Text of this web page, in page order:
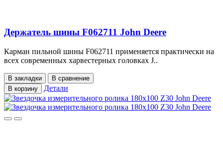
Держатель шины F062711 John Deere
Карман пильной шины F062711 применяется практически на
всех современных харвестерных головках J..
В закладки
В сравнение
В корзину
Детали